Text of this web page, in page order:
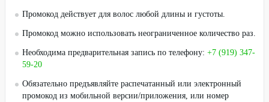
Промокод действует для волос любой длины и густоты.
Промокод можно использовать неограниченное количество раз.
Необходима предварительная запись по телефону: +7 (919) 347-
59-20
Обязательно предъявляйте распечатанный или электронный
промокод из мобильной версии/приложения, или номер